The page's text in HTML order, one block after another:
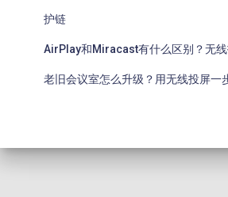
护链
AirPlay和Miracast有什么区别？无
老旧会议室怎么升级？用无线投屏一